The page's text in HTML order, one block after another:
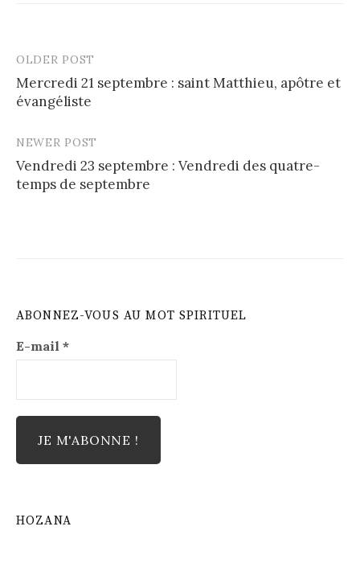
Post
navigation
OLDER POST
Mercredi 21 septembre : saint Matthieu, apôtre et
évangéliste
NEWER POST
Vendredi 23 septembre : Vendredi des quatre-
temps de septembre
ABONNEZ-VOUS AU MOT SPIRITUEL
E-mail *
HOZANA